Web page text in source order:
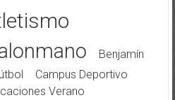
Benjamín
Campus Deportivo
Verano